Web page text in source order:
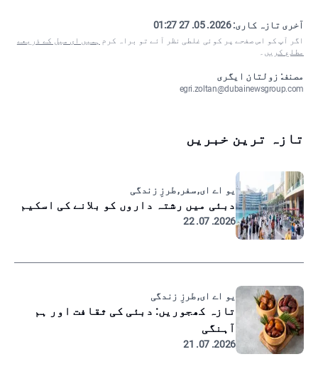
آخری تازہ کاری:2026. 05. 27 01:27
اگر آپ کو اس صفحے پر کوئی غلطی نظر آئے تو براہ کرم ہمیں ای میل کے ذریعے
مطلع کریں ۔
مصنف: زولتان ایگری
egri.zoltan@dubainewsgroup.com
تازہ ترین خبریں
یو اے ای, سفر, طرزِ زندگی
دبئی میں رشتہ داروں کو بلانے کی اسکیم
2026. 07. 22
یو اے ای, طرزِ زندگی
تازہ کھجوریں: دبئی کی ثقافت اور ہم
آہنگی
2026. 07. 21